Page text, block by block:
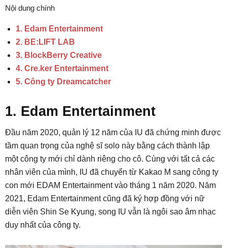
Nội dung chính
1. Edam Entertainment
2. BE:LIFT LAB
3. BlockBerry Creative
4. Cre.ker Entertainment
5. Công ty Dreamcatcher
1. Edam Entertainment
Đầu năm 2020, quản lý 12 năm của IU đã chứng minh được
tầm quan trọng của nghệ sĩ solo này bằng cách thành lập
một công ty mới chỉ dành riêng cho cô. Cùng với tất cả các
nhân viên của mình, IU đã chuyển từ Kakao M sang công ty
con mới EDAM Entertainment vào tháng 1 năm 2020. Năm
2021, Edam Entertainment cũng đã ký hợp đồng với nữ
diễn viên Shin Se Kyung, song IU vẫn là ngôi sao âm nhạc
duy nhất của công ty.